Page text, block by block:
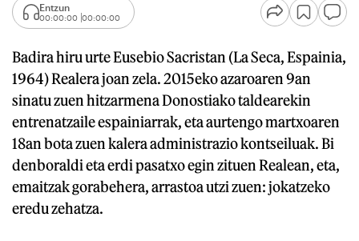
Entzun
00:00:00 00:00:00
Badira hiru urte Eusebio Sacristan (La Seca, Espainia,
1964) Realera joan zela. 2015eko azaroaren 9an
sinatu zuen hitzarmena Donostiako taldearekin
entrenatzaile espainiarrak, eta aurtengo martxoaren
18an bota zuen kalera administrazio kontseiluak. Bi
denboraldi eta erdi pasatxo egin zituen Realean, eta,
emaitzak gorabehera, arrastoa utzi zuen: jokatzeko
eredu zehatza.